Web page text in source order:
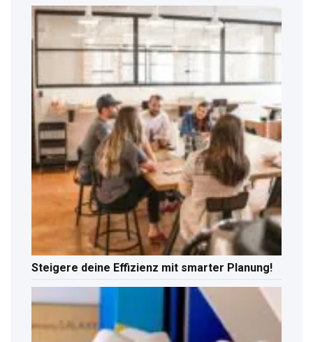
Steigere deine Effizienz mit smarter Planung!